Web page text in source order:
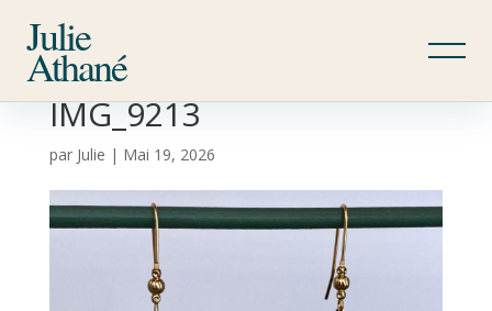
Julie
Athané
IMG_9213
par Julie | Mai 19, 2026